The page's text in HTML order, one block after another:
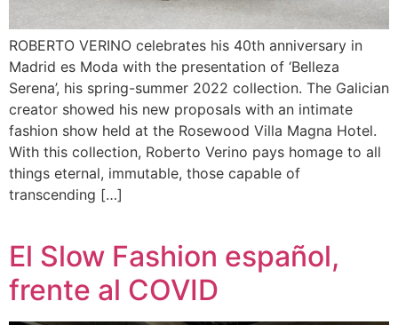
ROBERTO VERINO celebrates his 40th anniversary in
Madrid es Moda with the presentation of ‘Belleza
Serena’, his spring-summer 2022 collection. The Galician
creator showed his new proposals with an intimate
fashion show held at the Rosewood Villa Magna Hotel.
With this collection, Roberto Verino pays homage to all
things eternal, immutable, those capable of
transcending […]
El Slow Fashion español,
frente al COVID